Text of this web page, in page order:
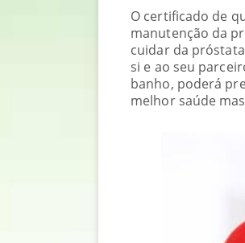
O certificado de
manutenção da
cuidar da
si e ao seu
banho, poderá
melhor saúde